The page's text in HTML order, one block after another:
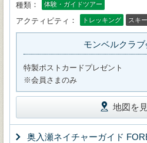
種類 体験・ガイドツアー
アクティビティ トレッキング スキ
モンベルクラ
特製ポストカードプレゼント
※会員さまのみ
地図を
奥入瀬ネイチャーガイド